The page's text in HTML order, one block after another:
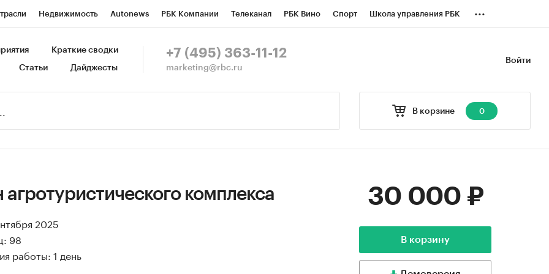
Недвижимость Autonews РБК Компании Телеканал РБК Вино Спорт Школа управления РБК
Спецпроекты СПб Конференции СПб Спецпроекты
...
Войти
Краткие сводки
Статьи Дайджесты
+7 (495) 363-11-12
marketing@rbc.ru
В корзине 0
комплекса
2025
98
работы: 1 день
30 000 ₽
В корзину